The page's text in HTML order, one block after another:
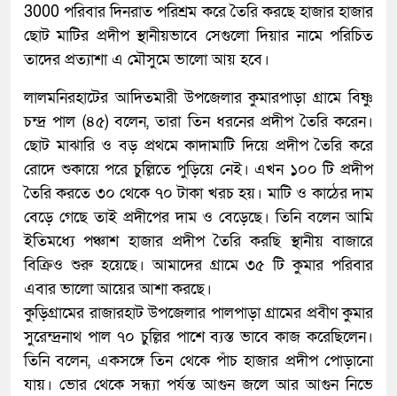
3000 পরিবার দিনরাত পরিশ্রম করে তৈরি করছে হাজার হাজার
ছোট মাটির প্রদীপ স্থানীয়ভাবে সেগুলো দিয়ার নামে পরিচিত
তাদের প্রত্যাশা এ মৌসুমে ভালো আয় হবে।
লালমনিরহাটের আদিতমারী উপজেলার কুমারপাড়া গ্রামে বিষ্ণু
চন্দ্র পাল (৪৫) বলেন, তারা তিন ধরনের প্রদীপ তৈরি করেন।
ছোট মাঝারি ও বড় প্রথমে কাদামাটি দিয়ে প্রদীপ তৈরি করে
রোদে শুকায়ে পরে চুল্লিতে পুড়িয়ে নেই। এখন ১০০ টি প্রদীপ
তৈরি করতে ৩০ থেকে ৭০ টাকা খরচ হয়। মাটি ও কাঠের দাম
বেড়ে গেছে তাই প্রদীপের দাম ও বেড়েছে। তিনি বলেন আমি
ইতিমধ্যে পঞ্চাশ হাজার প্রদীপ তৈরি করছি স্থানীয় বাজারে
বিক্রিও শুরু হয়েছে। আমাদের গ্রামে ৩৫ টি কুমার পরিবার
এবার ভালো আয়ের আশা করছে।
কুড়িগ্রামের রাজারহাট উপজেলার পালপাড়া গ্রামের প্রবীণ কুমার
সুরেন্দ্রনাথ পাল ৭০ চুল্লির পাশে ব্যস্ত ভাবে কাজ করেছিলেন।
তিনি বলেন, একসঙ্গে তিন থেকে পাঁচ হাজার প্রদীপ পোড়ানো
যায়। ভোর থেকে সন্ধ্যা পর্যন্ত আগুন জলে আর আগুন নিভে